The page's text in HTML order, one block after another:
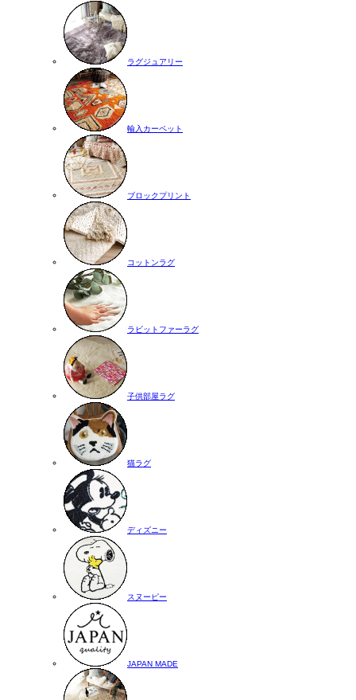
ラグジュアリー
輸入カーペット
ブロックプリント
コットンラグ
ラビットファーラグ
子供部屋ラグ
猫ラグ
ディズニー
スヌーピー
JAPAN MADE